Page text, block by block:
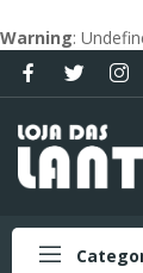
Warning: